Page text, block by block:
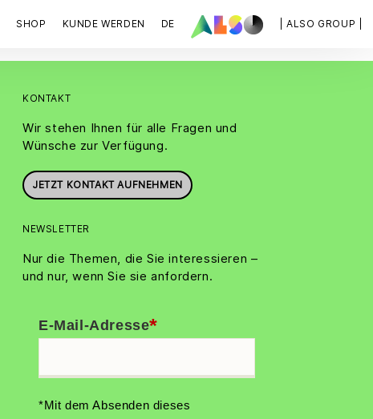
| ALSO GROUP |
SHOP KUNDE WERDEN DE
KONTAKT
Wir stehen Ihnen für alle Fragen und
Wünsche zur Verfügung.
JETZT KONTAKT AUFNEHMEN
NEWSLETTER
Nur die Themen, die Sie interessieren –
und nur, wenn Sie sie anfordern.
*
E-Mail-Adresse
*Mit dem Absenden dieses